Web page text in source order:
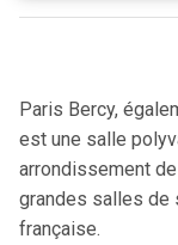
Paris Bercy,
est une salle
arrondissement
grandes salles de
française.